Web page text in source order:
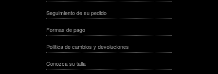
Seguimiento de su pedido
Formas de pago
Política de cambios y devoluciones
Conozca su talla